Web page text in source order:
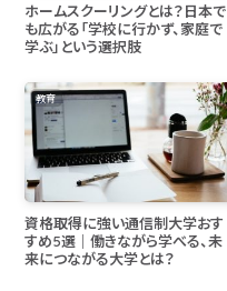
ホームスクーリングとは？日本で
も広がる「学校に行かず、家庭で
学ぶ」という選択肢
教育
資格取得に強い通信制大学おす
すめ5選｜働きながら学べる、未
来につながる大学とは？